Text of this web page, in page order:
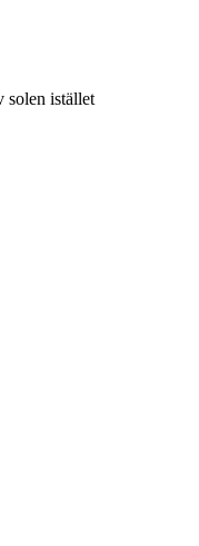
solen istället